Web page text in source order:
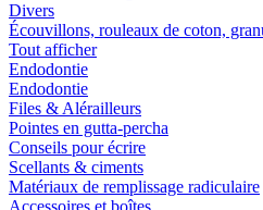
Divers
Écouvillons, rouleaux de coton,
Tout afficher
Endodontie
Endodontie
Files & Alérailleurs
Pointes en gutta-percha
Conseils pour écrire
Scellants & ciments
Matériaux de remplissage radiculaire
Accessoires et boîtes